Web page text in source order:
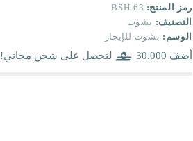
رمز المنتج: BSH-63
التصنيف: بشوت
الوسم: بشوت للإيجار
أضف 30.000 لتحصل على شحن مجاني!